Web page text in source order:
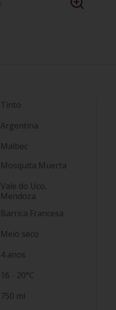
Tinto
Argentina
Malbec
Mosquita Muerta
Vale do Uco,
Mendoza
Barrica Francesa
Meio seco
4 anos
16 - 20°C
750 ml